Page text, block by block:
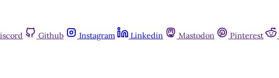
Github Instagram Linkedin Mastodon Pinterest